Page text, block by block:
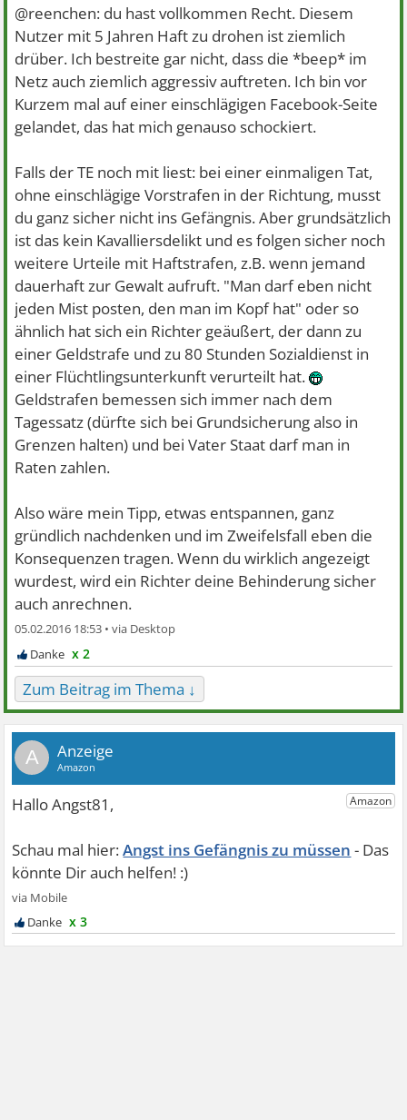
@reenchen: du hast vollkommen Recht. Diesem
Nutzer mit 5 Jahren Haft zu drohen ist ziemlich
drüber. Ich bestreite gar nicht, dass die *beep* im
Netz auch ziemlich aggressiv auftreten. Ich bin vor
Kurzem mal auf einer einschlägigen Facebook-Seite
gelandet, das hat mich genauso schockiert.
Falls der TE noch mit liest: bei einer einmaligen Tat,
ohne einschlägige Vorstrafen in der Richtung, musst
du ganz sicher nicht ins Gefängnis. Aber grundsätzlich
ist das kein Kavalliersdelikt und es folgen sicher noch
weitere Urteile mit Haftstrafen, z.B. wenn jemand
dauerhaft zur Gewalt aufruft. "Man darf eben nicht
jeden Mist posten, den man im Kopf hat" oder so
ähnlich hat sich ein Richter geäußert, der dann zu
einer Geldstrafe und zu 80 Stunden Sozialdienst in
einer Flüchtlingsunterkunft verurteilt hat.
Geldstrafen bemessen sich immer nach dem
Tagessatz (dürfte sich bei Grundsicherung also in
Grenzen halten) und bei Vater Staat darf man in
Raten zahlen.
Also wäre mein Tipp, etwas entspannen, ganz
gründlich nachdenken und im Zweifelsfall eben die
Konsequenzen tragen. Wenn du wirklich angezeigt
wurdest, wird ein Richter deine Behinderung sicher
auch anrechnen.
05.02.2016 18:53 •
x 2
Zum Beitrag im Thema ↓
A
Angst ins Gefängnis zu müssen
x 3